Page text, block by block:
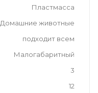
Пластмасса
Домашние животные
подходит всем
Малогабаритный
3
12